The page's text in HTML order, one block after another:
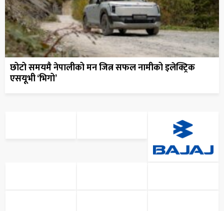
छोटो समयमै नेपालीको मन जित्न सफल नामीको इलेक्ट्रिक
एसयूभी ‘भिगो’